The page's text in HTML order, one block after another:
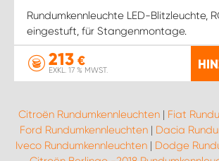
Rundumkennleuchte LED-Blitzleuchte,
eingestuft, für Stangenmontage.
213 €
EXKL. 17 % MWST.
Citroën Rundumkennleuchten | Fiat
Ford Rundumkennleuchten | Dacia
Iveco Rundumkennleuchten | Dodge